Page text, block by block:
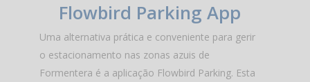
Flowbird Parking App
Uma alternativa prática e conveniente para gerir
o estacionamento nas zonas azuis de
Formentera é a aplicação Flowbird Parking. Esta